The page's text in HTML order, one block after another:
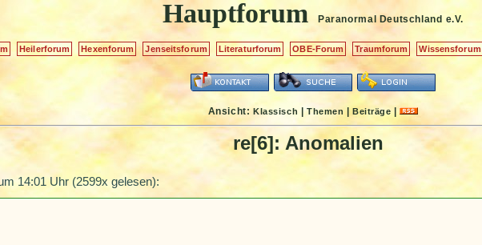
Hauptforum Paranormal Deutschland e.V.
Heilerforum Hexenforum Jenseitsforum Literaturforum OBE-Forum Traumforum Wissensforum
Ansicht:Klassisch |Themen |Beiträge |
re[6]: Anomalien
14:01 Uhr(2599x gelesen):